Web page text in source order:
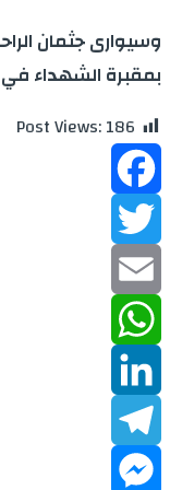
وسيوارى جثمان
بمقبرة الشهداء في
Post Views:186
Facebook
Twitter
Email
WhatsApp
LinkedIn
Telegram